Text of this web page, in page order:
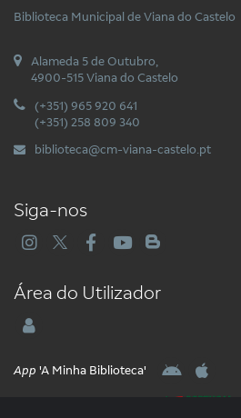
Biblioteca Municipal de Viana do Castelo
Alameda 5 de Outubro,
4900-515 Viana do Castelo
(+351) 965 920 641
(+351) 258 809 340
biblioteca@cm-viana-castelo.pt
Siga-nos
Área do Utilizador
App 'A Minha Biblioteca'